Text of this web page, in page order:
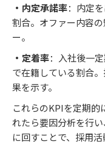
・内定承諾率：内定
割合。オファー内容
ー。
・定着率：入社後一
で在籍している割合
果を示す。
これらのKPIを定期的
れたら要因分析を行
に回すことで、採用